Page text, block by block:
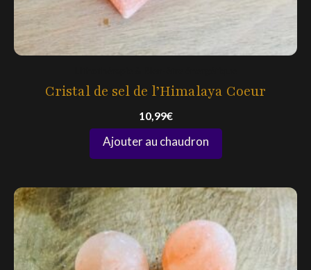
Cristal de sel de l’Himalaya Coeur
10,99€